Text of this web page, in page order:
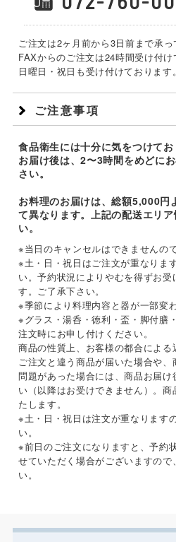
ご注文は2ヶ月前から3日前まで承っ
FAXからのご注文は24時間受け付け
日曜日・祝日も受け付けております。
ご注意事項
食品衛生には十分に気をつけてお
お届け後は、2〜3時間をめどに
さい。
お料理のお届けは、総額5,000円
て異なります。上記の配送エリ
い。
※当日のキャンセルはできませんの
※土・日・祝日はご注文が重なりま
い。予約状況によりやむを得ずお受
す。ご了承下さい。
※季節により料理内容と器が一部変
※グラス・湯呑・徳利・盃・脚付膳
注文時にお申し付けください。
商品の性質上、お客様の都合による
ご注文と違う商品が届いた場合や
問題があった場合には、商品お届け
い（以降はお受けできません）。
たします。
※土・日・祝日は注文が重なります
い。
※前日のご注文になりますと、予約
せていただく場合がございますので
い。